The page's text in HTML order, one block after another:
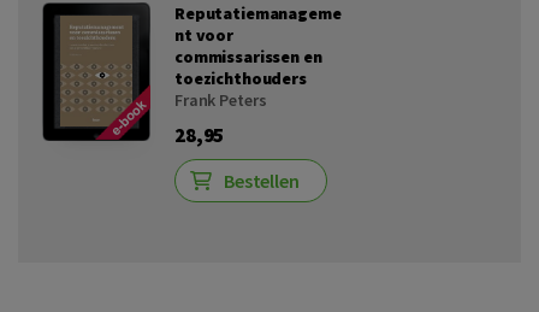
Reputatiemanageme
nt voor
commissarissen en
toezichthouders
Frank Peters
28,95
Bestellen